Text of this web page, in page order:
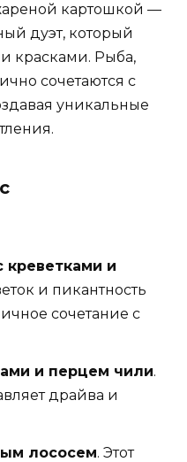
картошкой —
дуэт, который
красками. Рыба,
сочетаются с
уникальные
и
и пикантность
сочетание с
и перцем чили.
драйва и
лососем. Этот